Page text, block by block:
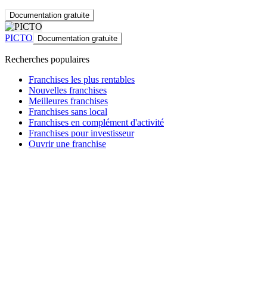
Documentation gratuite
PICTO Documentation gratuite
Recherches populaires
Franchises les plus rentables
Nouvelles franchises
Meilleures franchises
Franchises sans local
Franchises en complément d'activité
Franchises pour investisseur
Ouvrir une franchise